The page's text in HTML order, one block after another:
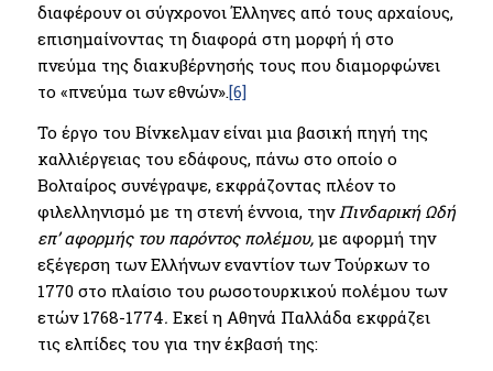
διαφέρουν οι σύγχρονοι Έλληνες από τους αρχαίους,
επισημαίνοντας τη διαφορά στη μορφή ή στο
πνεύμα της διακυβέρνησής τους που διαμορφώνει
το «πνεύμα των εθνών».[6]
To έργο του Βίνκελμαν είναι μια βασική πηγή της
καλλιέργειας του εδάφους, πάνω στο οποίο ο
Βολταίρος συνέγραψε, εκφράζοντας πλέον το
φιλελληνισμό με τη στενή έννοια, την Πινδαρική Ωδή
επ’ αφορμής του παρόντος πολέμου,με αφορμή την
εξέγερση των Ελλήνων εναντίον των Τούρκων το
1770 στο πλαίσιο του ρωσοτουρκικού πολέμου των
ετών 1768-1774. Εκεί η Αθηνά Παλλάδα εκφράζει
τις ελπίδες του για την έκβασή της: